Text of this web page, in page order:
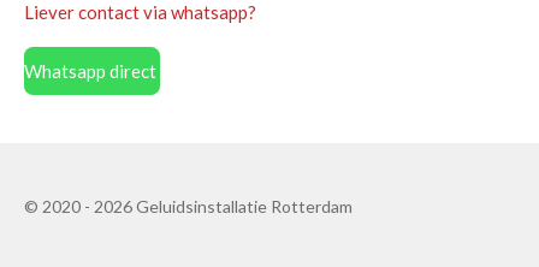
Liever contact via whatsapp?
Whatsapp direct
© 2020 - 2026 Geluidsinstallatie Rotterdam